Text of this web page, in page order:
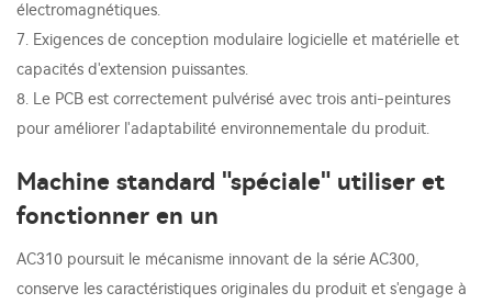
électromagnétiques.
7. Exigences de conception modulaire logicielle et matérielle et
capacités d'extension puissantes.
8. Le PCB est correctement pulvérisé avec trois anti-peintures
pour améliorer l'adaptabilité environnementale du produit.
Machine standard "spéciale" utiliser et
fonctionner en un
AC310 poursuit le mécanisme innovant de la série AC300,
conserve les caractéristiques originales du produit et s'engage à